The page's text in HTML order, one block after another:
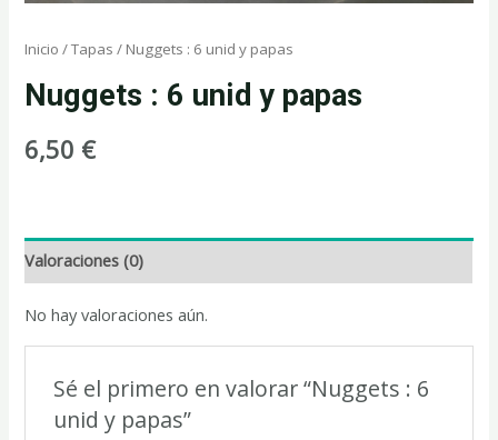
Inicio /Tapas / Nuggets : 6 unid y papas
Nuggets : 6 unid y papas
6,50 €
Valoraciones (0)
No hay valoraciones aún.
Sé el primero en valorar “Nuggets : 6
unid y papas”